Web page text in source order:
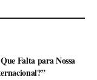
Falta para Nossa